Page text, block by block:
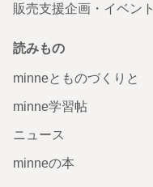
販売支援企画・イベント
読みもの
minneとものづくりと
minne学習帖
ニュース
minneの本